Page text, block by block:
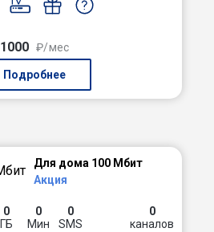
1000 ₽/мес
Подробнее
Для дома 100 Мбит
Акция
0
ГБ
0
Мин
0
SMS
0
каналов